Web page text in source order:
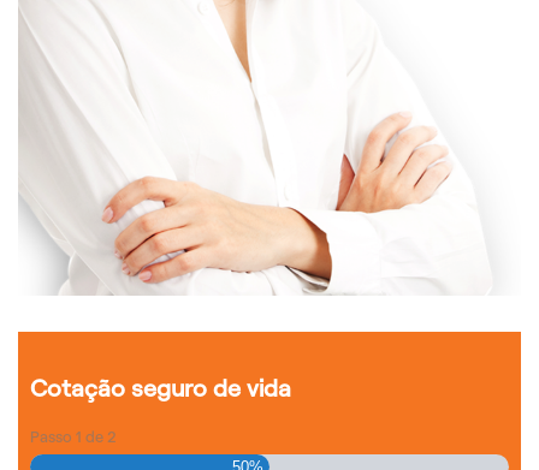
Cotação seguro de vida
Passo 1 de 2